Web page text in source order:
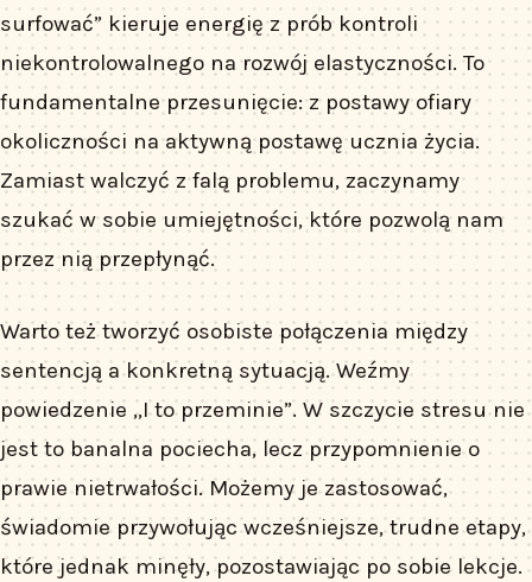
surfować” kieruje energię z prób kontroli
niekontrolowalnego na rozwój elastyczności. To
fundamentalne przesunięcie: z postawy ofiary
okoliczności na aktywną postawę ucznia życia.
Zamiast walczyć z falą problemu, zaczynamy
szukać w sobie umiejętności, które pozwolą nam
przez nią przepłynąć.
Warto też tworzyć osobiste połączenia między
sentencją a konkretną sytuacją. Weźmy
powiedzenie „I to przeminie”. W szczycie stresu nie
jest to banalna pociecha, lecz przypomnienie o
prawie nietrwałości. Możemy je zastosować,
świadomie przywołując wcześniejsze, trudne etapy,
które jednak minęły, pozostawiając po sobie lekcje.